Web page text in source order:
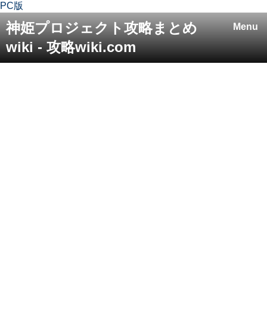
PC版
Menu
神姫プロジェクト攻略まとめ
wiki - 攻略wiki.com